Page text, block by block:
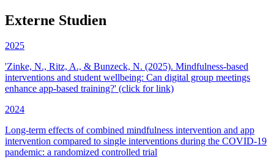
Externe Studien
2025
'Zinke, N., Ritz, A., & Bunzeck, N. (2025). Mindfulness-based
interventions and student wellbeing: Can digital group meetings
enhance app-based training?' (click for link)
2024
Long-term effects of combined mindfulness intervention and app
intervention compared to single interventions during the COVID-19
pandemic: a randomized controlled trial